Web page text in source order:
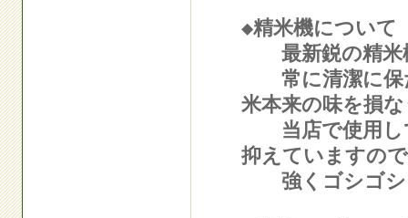
◆精米機について
最新鋭の精米
常に清潔に保
米本来の味を損
当店で使用し
抑えていますの
強くゴシゴシ